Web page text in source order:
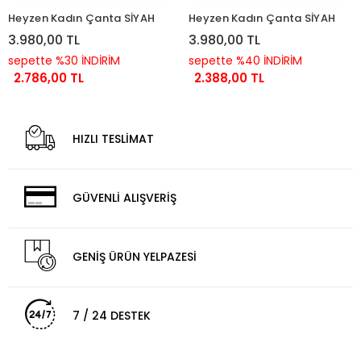
Heyzen Kadın Çanta SİYAH
3.980,00 TL
sepette %30 İNDİRİM
2.786,00 TL
Heyzen Kadın Çanta SİYAH
3.980,00 TL
sepette %40 İNDİRİM
2.388,00 TL
HIZLI TESLİMAT
GÜVENLİ ALIŞVERİŞ
GENİŞ ÜRÜN YELPAZESİ
7 / 24 DESTEK